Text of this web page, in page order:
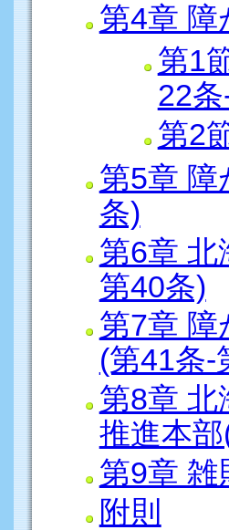
第4章
第1
22
第2
第5章 障
条)
第6章 北
第40条)
第7章
(第41条-
第8章
推進本
第9章 雑
附則